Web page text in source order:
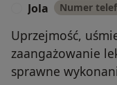
Jola Numer
Uprzejmość,
zaangażowanie
sprawne